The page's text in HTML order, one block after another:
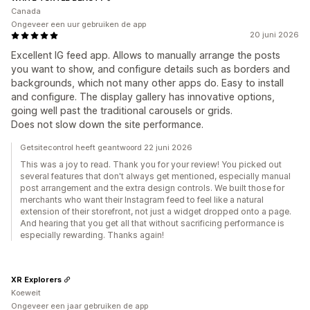
20 juni 2026
Excellent IG feed app. Allows to manually arrange the posts
you want to show, and configure details such as borders and
backgrounds, which not many other apps do. Easy to install
and configure. The display gallery has innovative options,
going well past the traditional carousels or grids.
Does not slow down the site performance.
Canada
Ongeveer een uur gebruiken de app
Getsitecontrol heeft geantwoord 22 juni 2026
This was a joy to read. Thank you for your review! You picked out
several features that don't always get mentioned, especially manual
post arrangement and the extra design controls. We built those for
merchants who want their Instagram feed to feel like a natural
extension of their storefront, not just a widget dropped onto a page.
And hearing that you get all that without sacrificing performance is
especially rewarding. Thanks again!
XR Explorers
Koeweit
Ongeveer een jaar gebruiken de app